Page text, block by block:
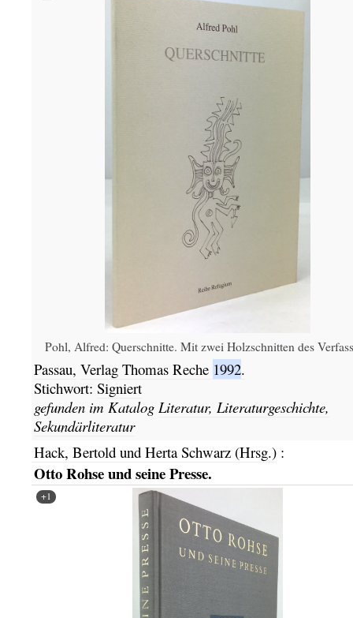
Pohl, Alfred: Querschnitte. Mit zwei Holzschnitten des
Passau, Verlag Thomas Reche 1992.
Stichwort: Signiert
gefunden im Katalog Literatur, Literaturgeschichte,
Sekundärliteratur
Hack, Bertold und Herta Schwarz (Hrsg.):
Otto Rohse und seine Presse.
+1